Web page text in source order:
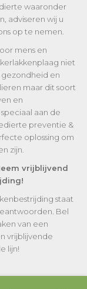
waaronder
adviseren wij u
op te nemen.
mens en
niet
en
maar dit soort
en
aan de
preventie &
oplossing om
zijn.
vrijblijvend
staat
Bel
van een
vrijblijvende
lijn!